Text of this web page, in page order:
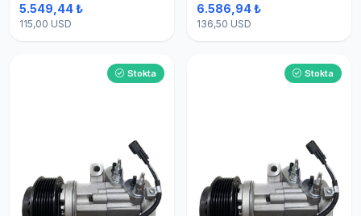
5.549,44 ₺
115,00 USD
6.586,94 ₺
136,50 USD
Stokta Stokta